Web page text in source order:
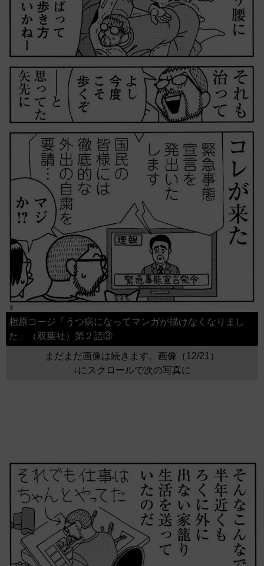
相原コージ「うつ病になってマンガが描けなくなりまし
た」（双葉社）第２話③
まだまだ画像は続きます。画像（12/21）
↓にスクロールで次の写真に